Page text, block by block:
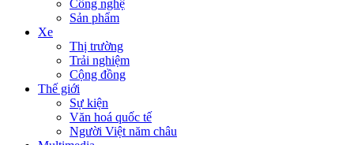
Công nghệ
Sản phẩm
Xe
Thị trường
Trải nghiệm
Cộng đồng
Thế giới
Sự kiện
Văn hoá quốc tế
Người Việt năm châu